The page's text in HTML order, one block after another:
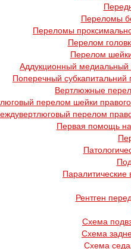
Переломы
Переломы
Перелом
Перелом
Аддукционный
Поперечный
Вертлюжные
перелом шейки
перелом
Первая помощь
Паралитические
Рентген
Схема
Схема
Схема